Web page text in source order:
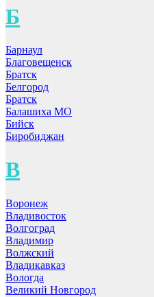
Б
Барнаул
Благовещенск
Братск
Белгород
Братск
Балашиха МО
Бийск
Биробиджан
В
Воронеж
Владивосток
Волгоград
Владимир
Волжский
Владикавказ
Вологда
Великий Новгород